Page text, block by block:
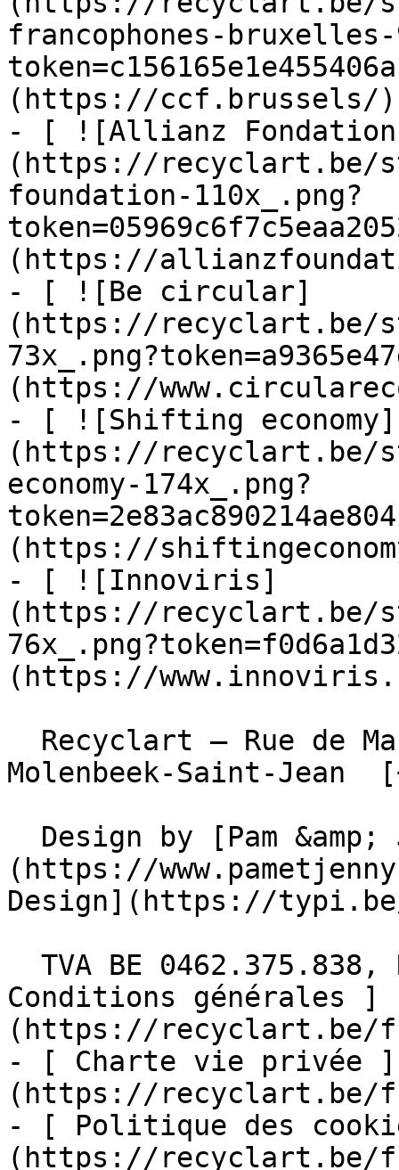
francophones-bruxelles-
(https://ccf.brussels/)
- [ ![Allianz
(https://recyclart.be/
foundation-110x_.png?
(https://
- [ ![Be circular]
(https://recyclart.be/
(https://
- [ ![Shifting economy]
(https://recyclart.be/
economy-174x_.png?
(https://
- [ ![Innoviris]
(https://recyclart.be/
(https://
Molenbeek-Saint-
(https://
Design](https://
Conditions générales ]
(https://recyclart.be/
- [ Charte vie privée ]
(https://recyclart.be/
- [ Politique des